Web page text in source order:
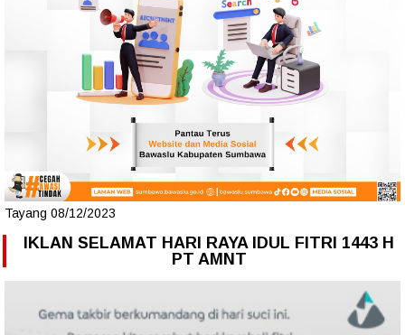
Tayang 08/12/2023
IKLAN SELAMAT HARI RAYA IDUL FITRI 1443 H
PT AMNT